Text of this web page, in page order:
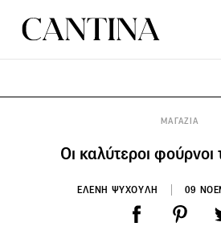
ΜΑΓΑΖΙΑ
Οι καλύτεροι
ΕΛΕΝΗ ΨΥΧΟΥΛΗ 09